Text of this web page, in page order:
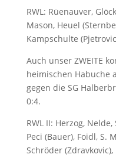
RWL: Rüenauver,
Mason, Heuel
Kampschulte
Auch unser ZWEITE
heimischen Habuche
gegen die SG
0:4.
RWL II: Herzog,
Peci (Bauer), Foidl, S.
Schröder